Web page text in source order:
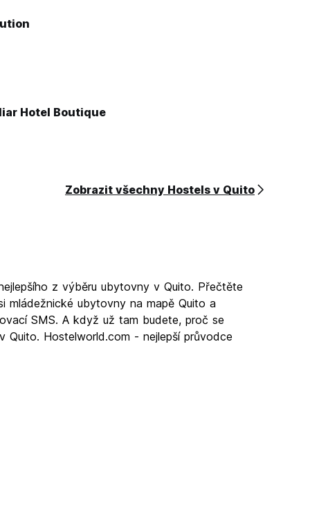
Hotel Boutique
Zobrazit všechny Hostels v Quito
z výběru ubytovny v Quito. Přečtěte
mládežnické ubytovny na mapě Quito a
SMS. A když už tam budete, proč se
Hostelworld.com - nejlepší průvodce